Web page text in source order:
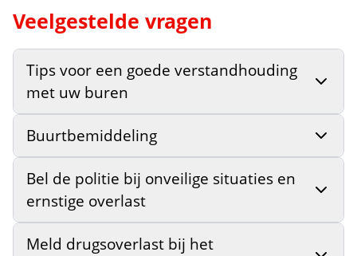
Veelgestelde vragen
Tips voor een goede verstandhouding
met uw buren
Buurtbemiddeling
Bel de politie bij onveilige situaties en
ernstige overlast
Meld drugsoverlast bij het